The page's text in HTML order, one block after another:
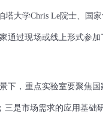
大学Chris Le院士、国
通过现场或线上形式参
，重点实验室要聚焦
是市场需求的应用基础研